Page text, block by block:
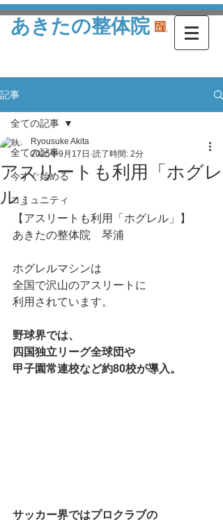
あきたの整体院
記事
全ての記事
今すぐ始める
コミュニティ
全ての記事
アスリートも利用「ホグレ
ル」
Ryousuke Akita
2025年9月17日 読了時間: 2分
【アスリートも利用「ホグレル」】
あきたの整体院　琴浦
ホグレルマシンは
全国で沢山のアスリートに
利用されています。
野球界では、
四国独立リーグ全球団や
甲子園常連校など約80校が導入。
サッカー界ではプロクラブの